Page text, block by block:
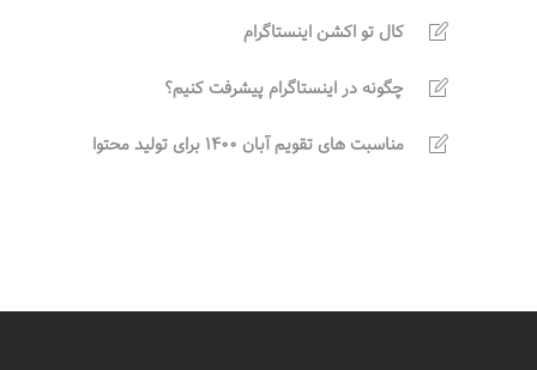
کال تو اکشن اینستاگرام
چگونه در اینستاگرام پیشرفت کنیم؟
مناسبت های تقویم آبان 1400 برای تولید محتوا